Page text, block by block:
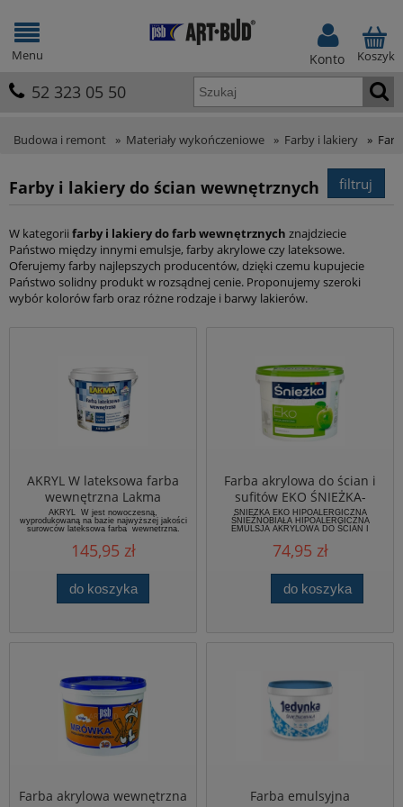
Koszyk
Konto
52 323 05 50
Menu
Budowa i remont » Materiały wykończeniowe » Farby i lakiery »
Farby i lakiery do ścian wewnętrznych filtruj
W kategorii farby i lakiery do farb wewnętrznych znajdziecie
Państwo między innymi emulsje, farby akrylowe czy lateksowe.
Oferujemy farby najlepszych producentów, dzięki czemu kupujecie
Państwo solidny produkt w rozsądnej cenie. Proponujemy szeroki
wybór kolorów farb oraz różne rodzaje i barwy lakierów.
AKRYL W lateksowa farba
wewnętrzna Lakma
AKRYL W jest nowoczesną,
wyprodukowaną na bazie najwyższej jakości
surowców lateksową farbą wewnętrzną.
podłoża dzięki czemu wymalowane nią
powierzchnie są odporne na zmywa nie czy
szorowanie i łatwe do utrzymania w
145,95 zł
do koszyka
Farba akrylowa do ścian i
sufitów EKO ŚNIEŻKA-
śnieżnobiała 10 litrów
ŚNIEŻKA EKO HIPOALERGICZNA
ŚNIEŻNOBIAŁA HIPOALERGICZNA
EMULSJA AKRYLOWA DO ŚCIAN I
Doskonałe krycie Śnieżnobiała ŚNIEŻKA
EKO Śnieżno biała jest zawiesiną pigmentów
i wypełniaczy w wodnej dyspersji żywicy
74,95 zł
do koszyka
Farba akrylowa wewnętrzna
Farba emulsyjna